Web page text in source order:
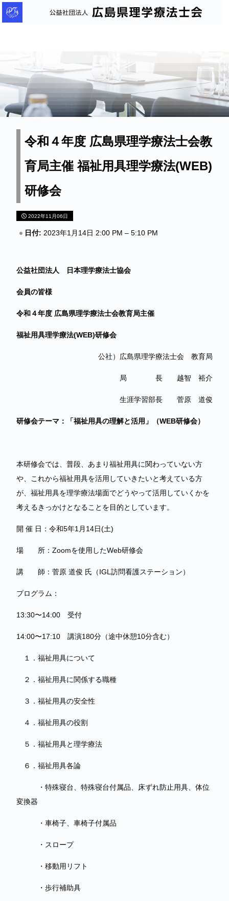
公
益
人
島
令和４年度 広島県理学療法士会教
育局主催 福祉用具理学療法(WEB)
研修会
2022年11月06日
日付: 2023年1月14日 2:00 PM – 5:10 PM
公益社団法人 日本理学療法士協会
会員の皆様
令和４年度 広島県理学療法士会教育局主催
福祉用具理学療法(WEB)研修会
公社）広島県理学療法士会 教育局
局 長 越智 裕介
生涯学習部長 菅原 道俊
研修会テーマ：「福祉用具の理解と活用」 （WEB研修会）
本研修会では、普段、あまり福祉用具に関わっていない方
や、これから福祉用具を活用していきたいと考えている方
が、福祉用具を理学療法場面でどうやって活用していくかを
考えるきっかけとなることを目的としています。
開 催 日：令和5年1月14日(土)
場 所：Zoomを使用したWeb研修会
講 師：菅原 道俊 氏（IGL訪問看護ステーション）
プログラム：
13:30〜14:00 受付
14:00〜17:10 講演180分（途中休憩10分含む）
１．福祉用具について
２．福祉用具に関係する職種
３．福祉用具の安全性
４．福祉用具の役割
５．福祉用具と理学療法
６．福祉用具各論
・特殊寝台、特殊寝台付属品、床ずれ防止用具、体位
変換器
・車椅子、車椅子付属品
・スロープ
・移動用リフト
・歩行補助具